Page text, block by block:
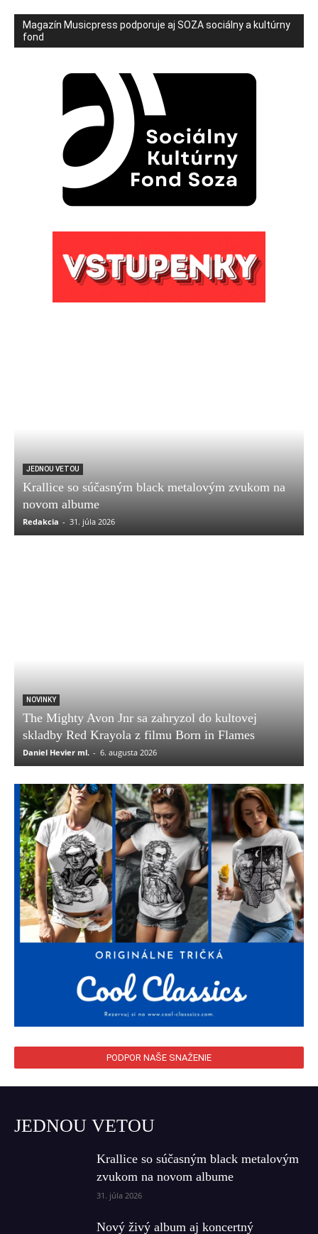
Magazín Musicpress podporuje aj SOZA sociálny a kultúrny
fond
JEDNOU VETOU
Krallice so súčasným black metalovým zvukom na
novom albume
Redakcia - 31. júla 2026
NOVINKY
The Mighty Avon Jnr sa zahryzol do kultovej
skladby Red Krayola z filmu Born in Flames
Daniel Hevier ml. - 6. augusta 2026
PODPOR NAŠE SNAŽENIE
JEDNOU VETOU
Krallice so súčasným black metalovým
zvukom na novom albume
31. júla 2026
Nový živý album aj koncertný